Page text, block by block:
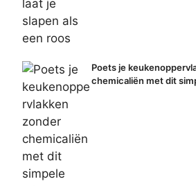
Poets je
chemicaliën met dit